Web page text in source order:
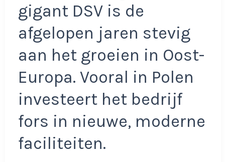
gigant DSV is de
afgelopen jaren stevig
aan het groeien in Oost-
Europa. Vooral in Polen
investeert het bedrijf
fors in nieuwe, moderne
faciliteiten.